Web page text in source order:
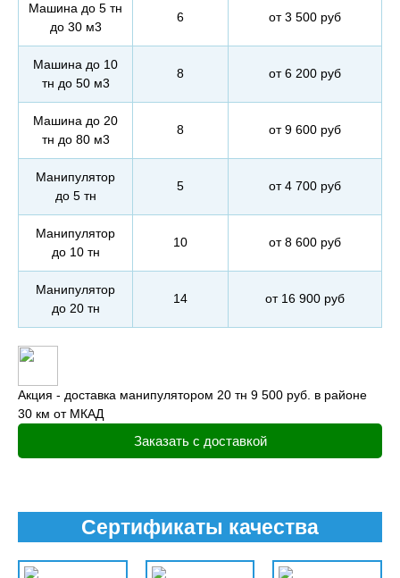
Машина до 5 тн
до 30 м3
6 от 3 500 руб
Машина до 10
тн до 50 м3
8 от 6 200 руб
Машина до 20
тн до 80 м3
8 от 9 600 руб
Манипулятор
до 5 тн
5 от 4 700 руб
Манипулятор
до 10 тн
10 от 8 600 руб
Манипулятор
до 20 тн
14 от 16 900 руб
Акция - доставка манипулятором 20 тн 9 500 руб. в районе
30 км от МКАД
Заказать с доставкой
Сертификаты качества